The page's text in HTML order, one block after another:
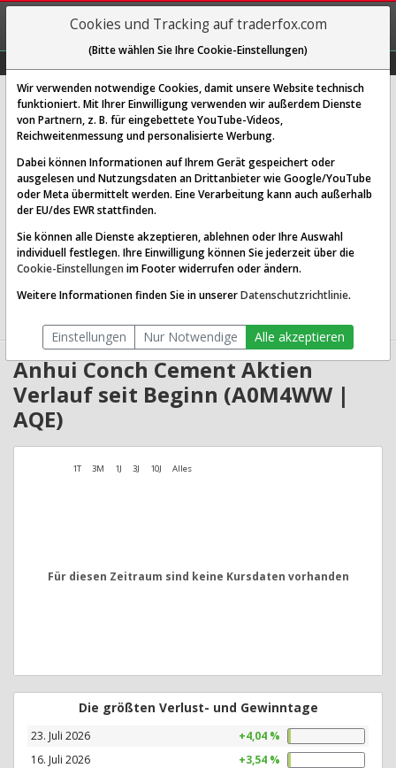
REGIS-
TRIEREN
Anhui Conch Cement Co. Ltd.
[AQE | WKN A0M4WW | ISIN CNE1000001W2]
1,976 € -0,48 %
Echtzeit-Aktienkurs 08.08.2026 05:58 Uhr
BID:
Website:
Sektor:
Basic Materials / Building Materials
91.54 Mrd. CNY
Anzahl
5,277,060,096
Anhui Conch Cement Aktien
Verlauf seit Beginn (A0M4WW |
AQE)
1T 3M 1J 3J 10J Alles
Für diesen Zeitraum sind keine Kursdaten vorhanden
Die größten Verlust- und Gewinntage
23. Juli 2026
+4,04 %
16. Juli 2026
+3,54 %
Cookies und Tracking auf traderfox.com
(Bitte wählen Sie Ihre Cookie-Einstellungen)
Wir verwenden notwendige Cookies, damit unsere Website technisch
funktioniert. Mit Ihrer Einwilligung verwenden wir außerdem Dienste
von Partnern, z. B. für eingebettete YouTube-Videos,
Reichweitenmessung und personalisierte Werbung.
Dabei können Informationen auf Ihrem Gerät gespeichert oder
ausgelesen und Nutzungsdaten an Drittanbieter wie Google/YouTube
oder Meta übermittelt werden. Eine Verarbeitung kann auch außerhalb
der EU/des EWR stattfinden.
Sie können alle Dienste akzeptieren, ablehnen oder Ihre Auswahl
individuell festlegen. Ihre Einwilligung können Sie jederzeit über die
Cookie-Einstellungen im Footer widerrufen oder ändern.
Weitere Informationen finden Sie in unsererDatenschutzrichtlinie.
Einstellungen Nur Notwendige Alle akzeptieren